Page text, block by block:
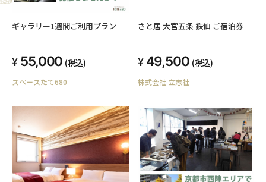
ギャラリー1週間ご利用プラン
55,000 (税込)
スペースたて680
さと居 大宮五条 鉄仙 ご宿泊券
49,500 (税込)
株式会社 立志社